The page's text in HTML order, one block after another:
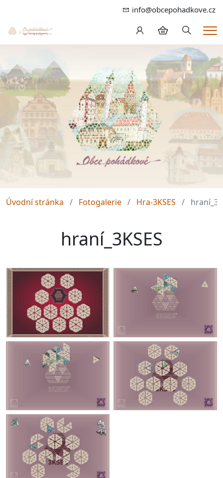
info@obcepohadkove.cz
Hledání
Úvodní stránka Fotogalerie Hra-3KSES
hraní_3KSES